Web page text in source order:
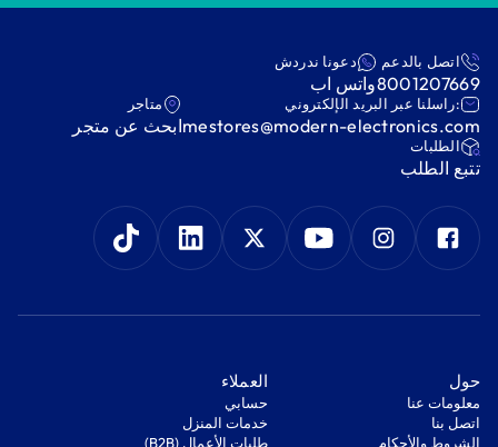
اتصل بالدعم
8001207669
دعونا ندردش
واتس اب
:راسلنا عبر البريد الإلكتروني
mestores@modern-electronics.com
متاجر
ابحث عن متجر
‫الطلبات‬
‫تتبع الطلب‬
‫حول‬
معلومات عنا
اتصل بنا
‫الشروط والأحكام‬
‫العملاء‬
‫حسابي‬
‫خدمات المنزل‬
‫طلبات الأعمال (B2B)‬